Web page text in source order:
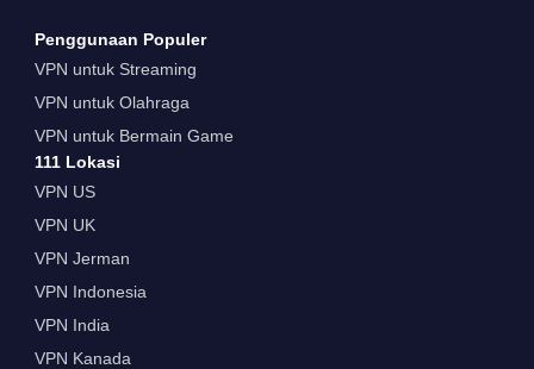
Penggunaan Populer
VPN untuk Streaming
VPN untuk Olahraga
VPN untuk Bermain Game
111 Lokasi
VPN US
VPN UK
VPN Jerman
VPN Indonesia
VPN India
VPN Kanada